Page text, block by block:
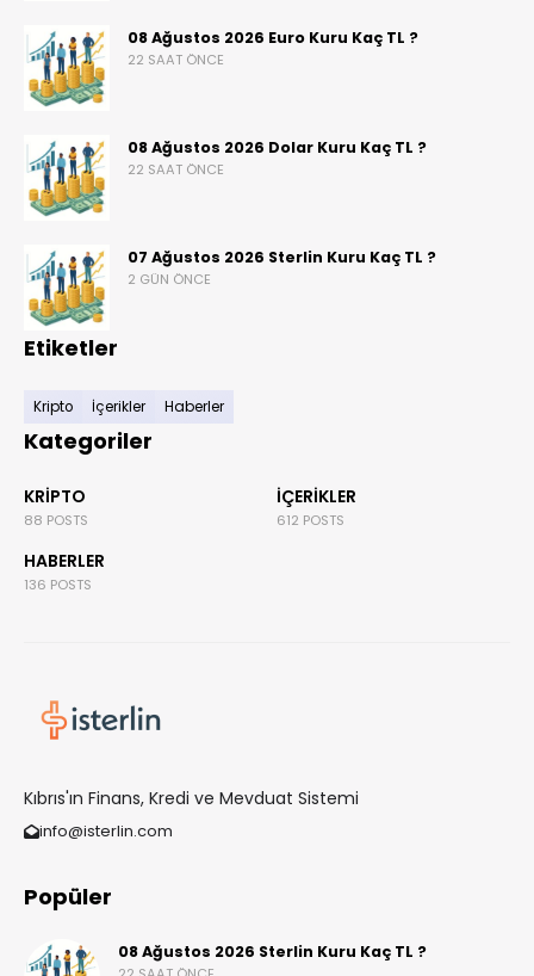
08 Ağustos 2026 Euro Kuru Kaç TL ?
22 SAAT ÖNCE
08 Ağustos 2026 Dolar Kuru Kaç TL ?
22 SAAT ÖNCE
07 Ağustos 2026 Sterlin Kuru Kaç TL ?
2 GÜN ÖNCE
Etiketler
Kripto İçerikler Haberler
Kategoriler
KRIPTO
88 POSTS
İÇERIKLER
612 POSTS
HABERLER
136 POSTS
Kıbrıs'ın Finans, Kredi ve Mevduat Sistemi
info@isterlin.com
Popüler
08 Ağustos 2026 Sterlin Kuru Kaç TL ?